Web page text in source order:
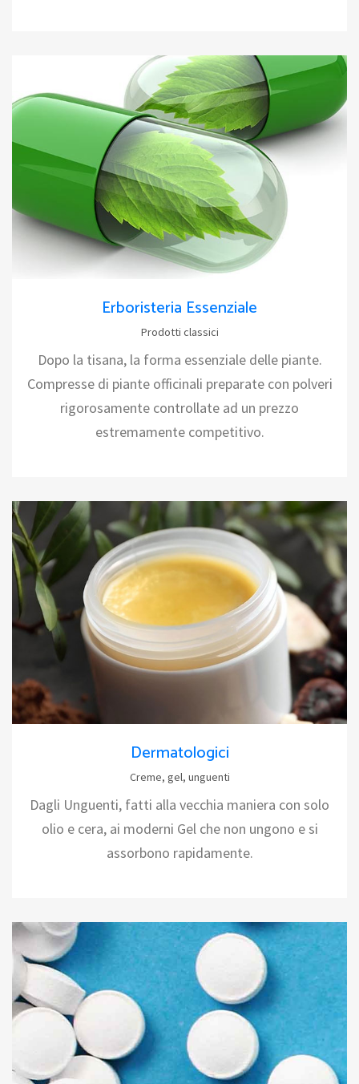
Erboristeria Essenziale
Prodotti classici
Dopo la tisana, la forma essenziale delle piante.
Compresse di piante officinali preparate con polveri
rigorosamente controllate ad un prezzo
estremamente competitivo.
Dermatologici
Creme, gel, unguenti
Dagli Unguenti, fatti alla vecchia maniera con solo
olio e cera, ai moderni Gel che non ungono e si
assorbono rapidamente.